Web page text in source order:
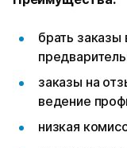
брать
заказы на
ведение
низкая